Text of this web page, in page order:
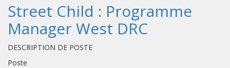
Street Child : Programme
Manager West DRC
DESCRIPTION DE POSTE
Poste